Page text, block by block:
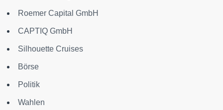
Roemer Capital GmbH
CAPTIQ GmbH
Silhouette Cruises
Börse
Politik
Wahlen